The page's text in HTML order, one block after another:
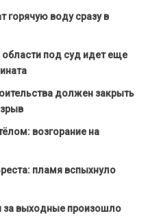
горячую воду сразу в
области под суд идет еще
должен закрыть
возгорание на
пламя вспыхнуло
за выходные произошло